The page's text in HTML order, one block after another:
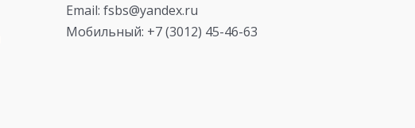
Email: fsbs@yandex.ru
Мобильный: +7 (3012) 45-46-63